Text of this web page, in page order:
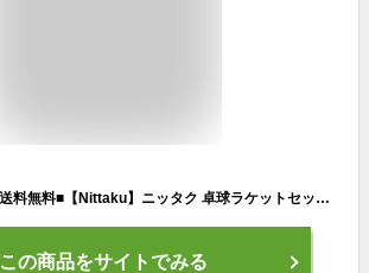
★在庫あり即納★■送料無料■【Nittaku】ニッタク 卓球ラケットセット(ペンラケット) ペン攻撃選手用 新入生応援 卓球セット 卓球ラケット ペン 初心者 アキュート＋ジャミン(裏ソフトラバー1枚)＋さらにラバー貼りサービスの特別セット！ NE-6993 【RCP】
この商品をサイトでみる